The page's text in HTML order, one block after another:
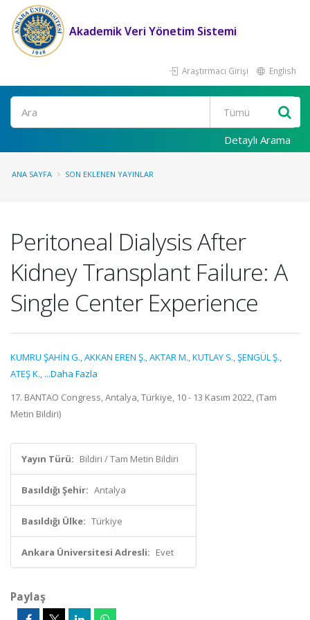
Akademik Veri Yönetim Sistemi
Araştırmacı Girişi English
Ara
Detaylı Arama
ANA SAYFA SON EKLENEN YAYINLAR
Peritoneal Dialysis After
Kidney Transplant Failure: A
Single Center Experience
KUMRU ŞAHİN G.,AKKAN EREN Ş.,AKTAR M.,KUTLAY S.,ŞENGÜL Ş.,
ATEŞ K., ...Daha Fazla
17. BANTAO Congress, Antalya, Türkiye, 10 - 13 Kasım 2022, (Tam
Metin Bildiri)
Yayın Türü: Bildiri / Tam Metin Bildiri
Basıldığı Şehir: Antalya
Basıldığı Ülke: Türkiye
Ankara Üniversitesi Adresli: Evet
Paylaş